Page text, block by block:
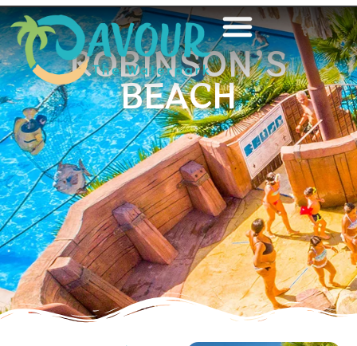
ROBINSON’S
BEACH